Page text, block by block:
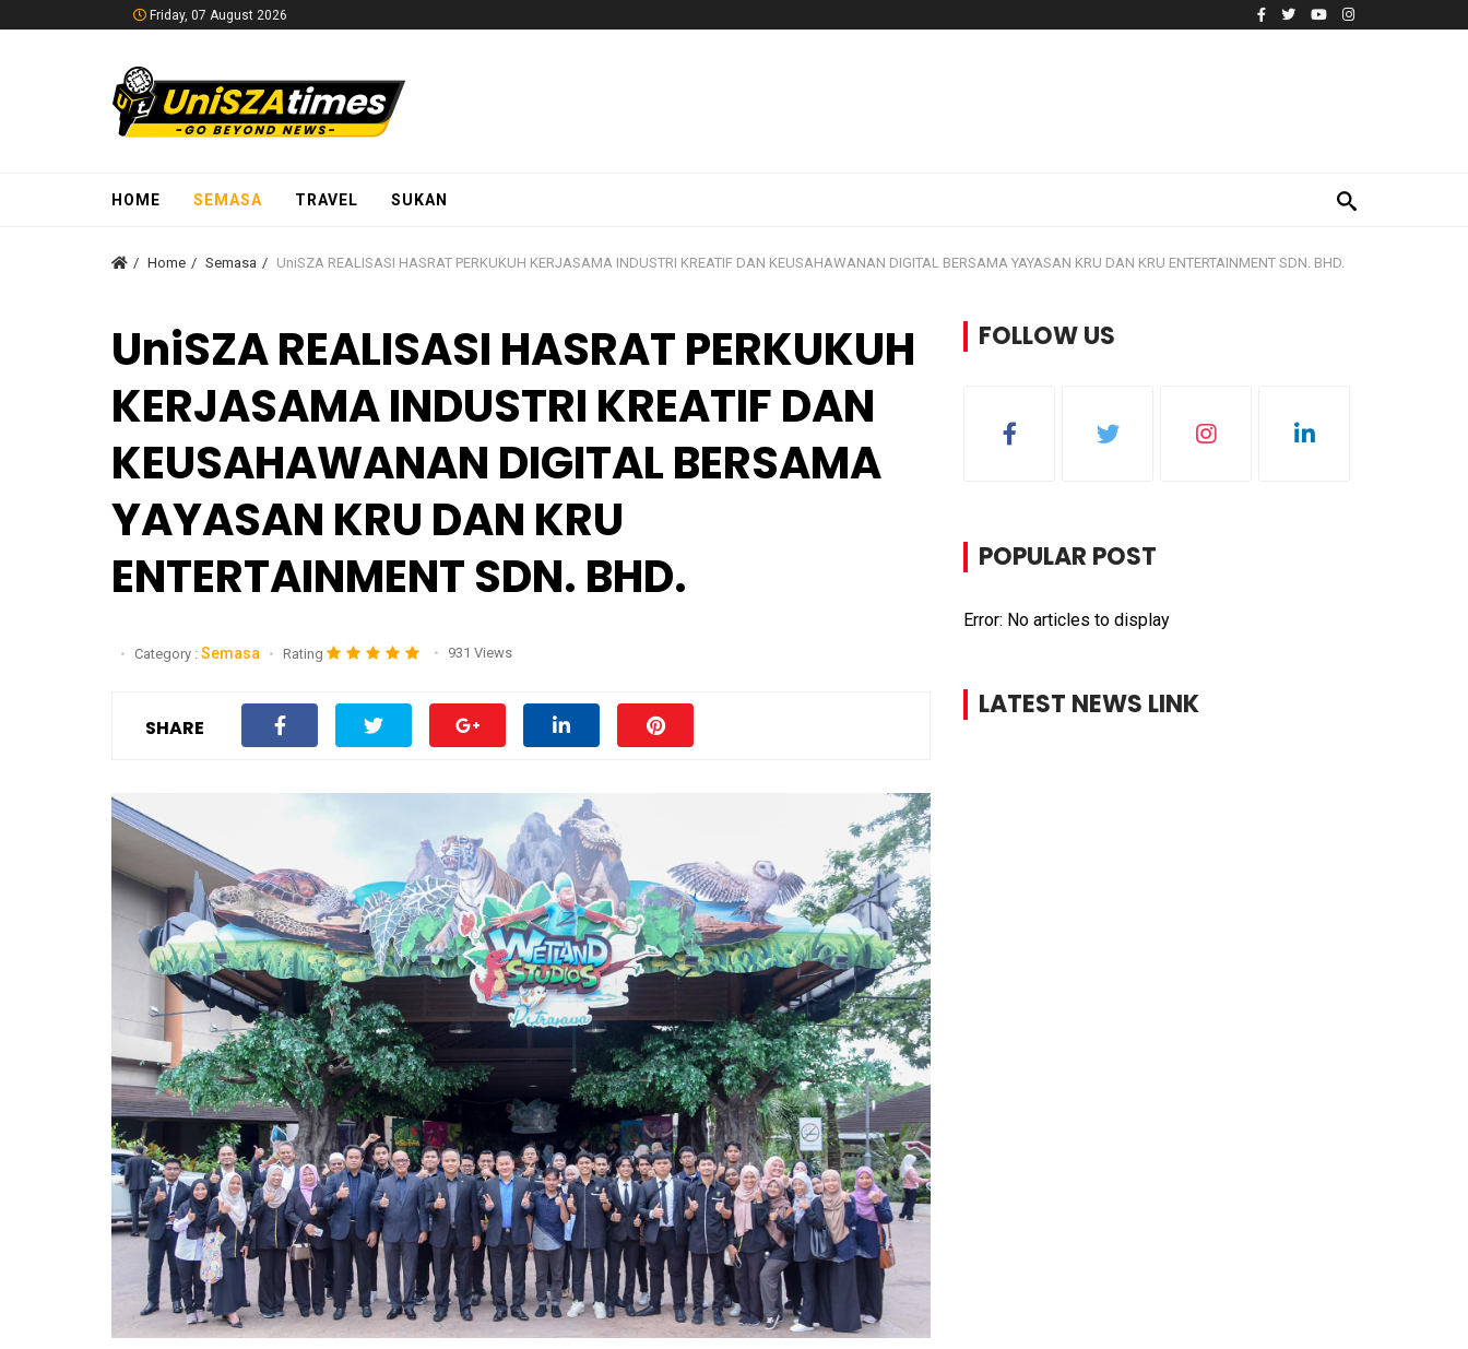
Friday, 07 August 2026
HOME SEMASA TRAVEL SUKAN
Home Semasa UniSZA REALISASI HASRAT PERKUKUH KERJASAMA INDUSTRI KREATIF DAN KEUSAHAWANAN DIGITAL BERSAMA YAYASAN KRU DAN KRU ENTERTAINMENT SDN. BHD.
UniSZA REALISASI HASRAT PERKUKUH
KERJASAMA INDUSTRI KREATIF DAN
KEUSAHAWANAN DIGITAL BERSAMA
YAYASAN KRU DAN KRU
ENTERTAINMENT SDN. BHD.
Category : Semasa Rating 931 Views
SHARE
FOLLOW US
POPULAR POST
Error: No articles to display
LATEST NEWS LINK